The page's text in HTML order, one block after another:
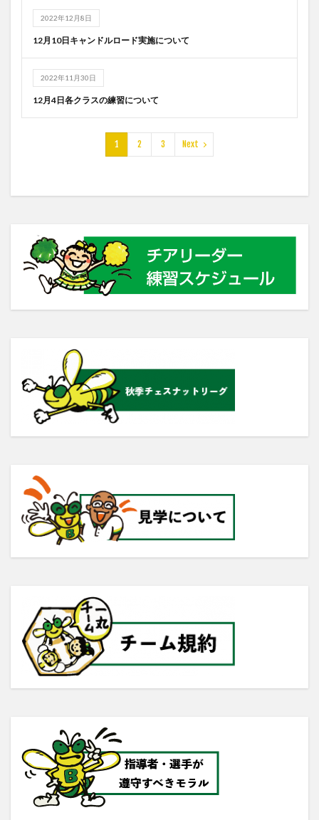
2022年12月8日
12月10日キャンドルロード実施について
2022年11月30日
12月4日各クラスの練習について
1 2 3 Next